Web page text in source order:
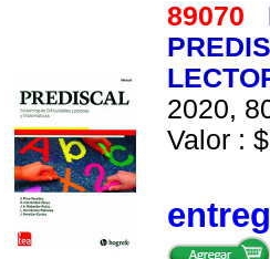
89070
2020,
Valor :